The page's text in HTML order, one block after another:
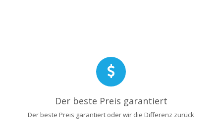
Der beste Preis garantiert
Der beste Preis garantiert oder wir die Differenz zurück